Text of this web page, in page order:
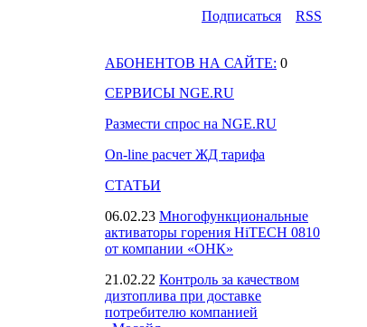
Подпиcаться
RSS
АБОНЕНТОВ НА САЙТЕ: 0
СЕРВИСЫ NGE.RU
Размести спрос на NGE.RU
On-line расчет ЖД тарифа
СТАТЬИ
06.02.23 Многофункциональные
активаторы горения HiTECH 0810
от компании «ОНК»
21.02.22 Контроль за качеством
дизтоплива при доставке
потребителю компанией